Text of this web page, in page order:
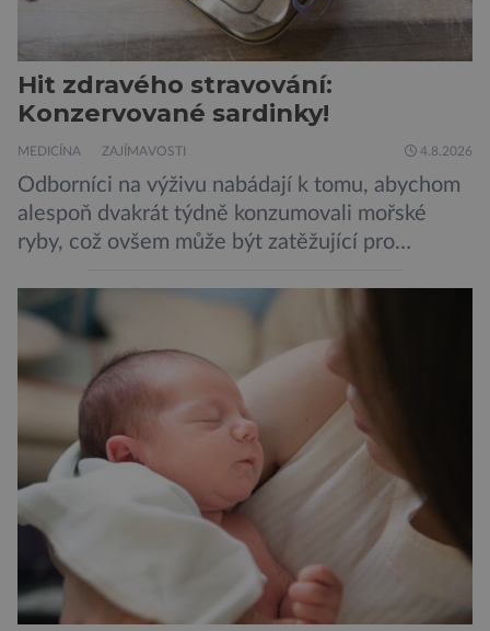
Hit zdravého stravování:
Konzervované sardinky!
MEDICÍNA ZAJÍMAVOSTI 4.8.2026
Odborníci na výživu nabádají k tomu, abychom
alespoň dvakrát týdně konzumovali mořské
ryby, což ovšem může být zatěžující pro
doporučení se nyní staly konzervované
sardinky, které si může dovolit opravdu každý
„Místo toho, aby poskytovaly izolované
mononutrienty, jsou rybí konzervy kompletní
potravinou,“ říká nutriční specialista Colin
Robertson a zdůrazňuje […]